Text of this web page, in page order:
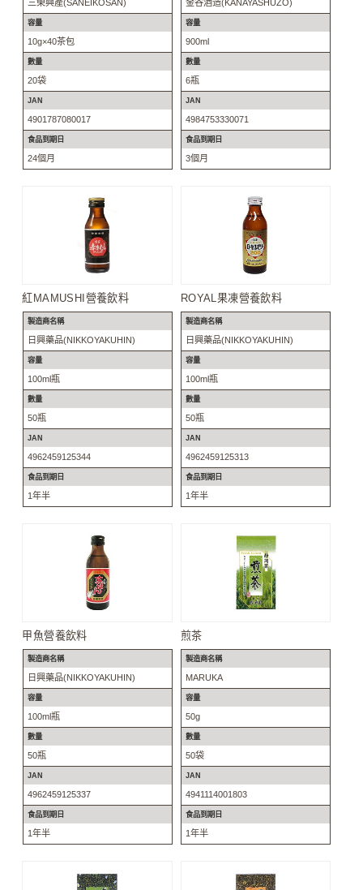
三榮興產(SANEIKOSAN)
容量
10g×40茶包
數量
20袋
JAN
4901787080017
食品到期日
24個月
金谷酒造(KANAYASHUZO)
容量
900ml
數量
6瓶
JAN
4984753330071
食品到期日
3個月
紅MAMUSHI營養飲料
製造商名稱
日興藥品(NIKKOYAKUHIN)
容量
100ml瓶
數量
50瓶
JAN
4962459125344
食品到期日
1年半
ROYAL果凍營養飲料
製造商名稱
日興藥品(NIKKOYAKUHIN)
容量
100ml瓶
數量
50瓶
JAN
4962459125313
食品到期日
1年半
甲魚營養飲料
製造商名稱
日興藥品(NIKKOYAKUHIN)
容量
100ml瓶
數量
50瓶
JAN
4962459125337
食品到期日
1年半
煎茶
製造商名稱
MARUKA
容量
50g
數量
50袋
JAN
4941114001803
食品到期日
1年半